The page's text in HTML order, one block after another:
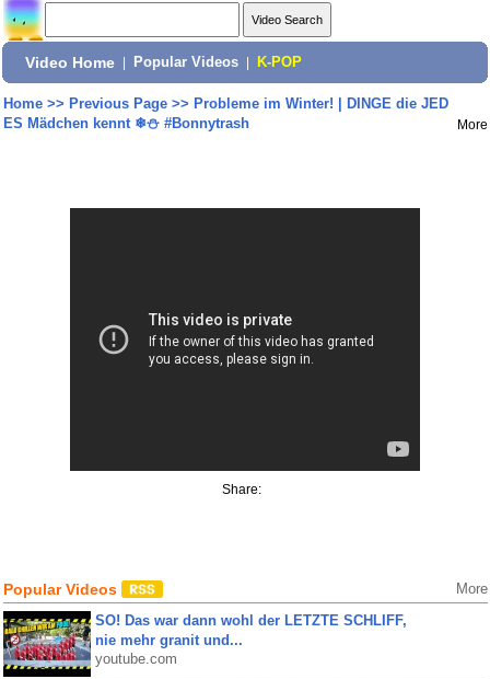
Video Home Popular Videos K-POP
Home>> Previous Page>> Probleme im Winter! | DINGE die JED
ES Mädchen kennt ❄⛄ #Bonnytrash
More
Share:
Popular Videos More
SO! Das war dann wohl der LETZTE SCHLIFF,
nie mehr granit und...
youtube.com